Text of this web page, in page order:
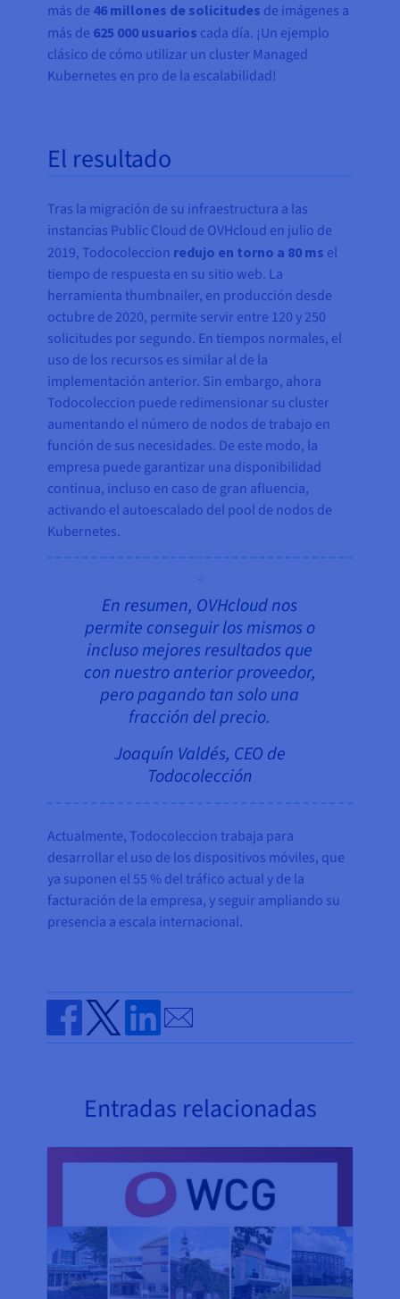
más de 46 millones de solicitudes de imágenes a
más de 625 000 usuarios cada día. ¡Un ejemplo
clásico de cómo utilizar un cluster Managed
Kubernetes en pro de la escalabilidad!
El resultado
Tras la migración de su infraestructura a las
instancias Public Cloud de OVHcloud en julio de
2019, Todocoleccion redujo en torno a 80 ms el
tiempo de respuesta en su sitio web. La
herramienta thumbnailer, en producción desde
octubre de 2020, permite servir entre 120 y 250
solicitudes por segundo. En tiempos normales, el
uso de los recursos es similar al de la
implementación anterior. Sin embargo, ahora
Todocoleccion puede redimensionar su cluster
aumentando el número de nodos de trabajo en
función de sus necesidades. De este modo, la
empresa puede garantizar una disponibilidad
continua, incluso en caso de gran afluencia,
activando el autoescalado del pool de nodos de
Kubernetes.
En resumen, OVHcloud nos
permite conseguir los mismos o
incluso mejores resultados que
con nuestro anterior proveedor,
pero pagando tan solo una
fracción del precio.
Joaquín Valdés, CEO de
Todocolección
Actualmente, Todocoleccion trabaja para
desarrollar el uso de los dispositivos móviles, que
ya suponen el 55 % del tráfico actual y de la
facturación de la empresa, y seguir ampliando su
presencia a escala internacional.
Share on Facebook
Share on Twitter
Share on Linkedin
Send by email
Entradas relacionadas